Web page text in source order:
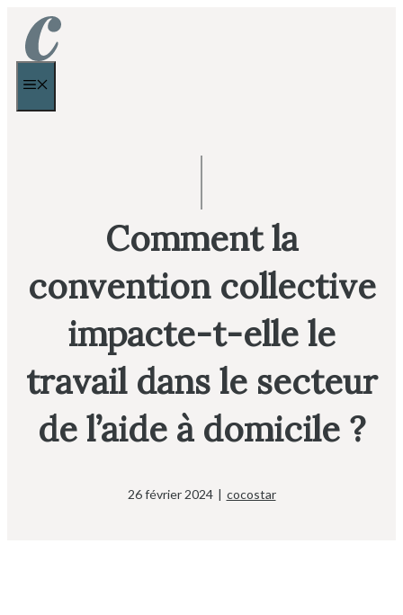
Aller
Comment la
convention collective
impacte-t-elle le
travail dans le secteur
de l’aide à domicile ?
26 février 2024 cocostar